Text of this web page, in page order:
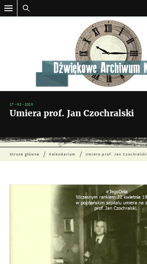
17 - 02 - 2020
Umiera prof. Jan Czochralski
Strona główna Kalendarium Umiera prof. Jan Czochralski